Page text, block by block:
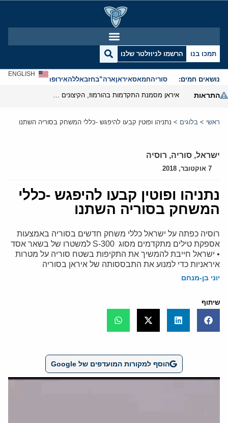
תמכו בנו הרשמו לניוזלטר שלנו
נושאים חמים: סוריהחמאסאיראןארה”בחזבאללהאירופהאנטישמיות
ENGLISH
התראות
ראשי > בלוגים > נתניהו ופוטין קבעו להיפגש -כללי המשחק בסוריה השתנו
ישראל, סוריה, רוסיה
7 אוקטובר, 2018
נתניהו ופוטין קבעו להיפגש -כללי
המשחק בסוריה השתנו
רוסיה כפתה על ישראל כללי משחק חדשים בסוריה באמצעות
אספקת טילים מתקדמים מסוג 300-S למשטרו של בשאר אסד
• ישראל חייבת להמשיך את התקיפות בשטח סוריה על מטרות
איראניות כדי למנוע את התבססותה של איראן בסוריה
יוני בן-מנחם
שיתוף
הוסף למקורות המועדפים של Google